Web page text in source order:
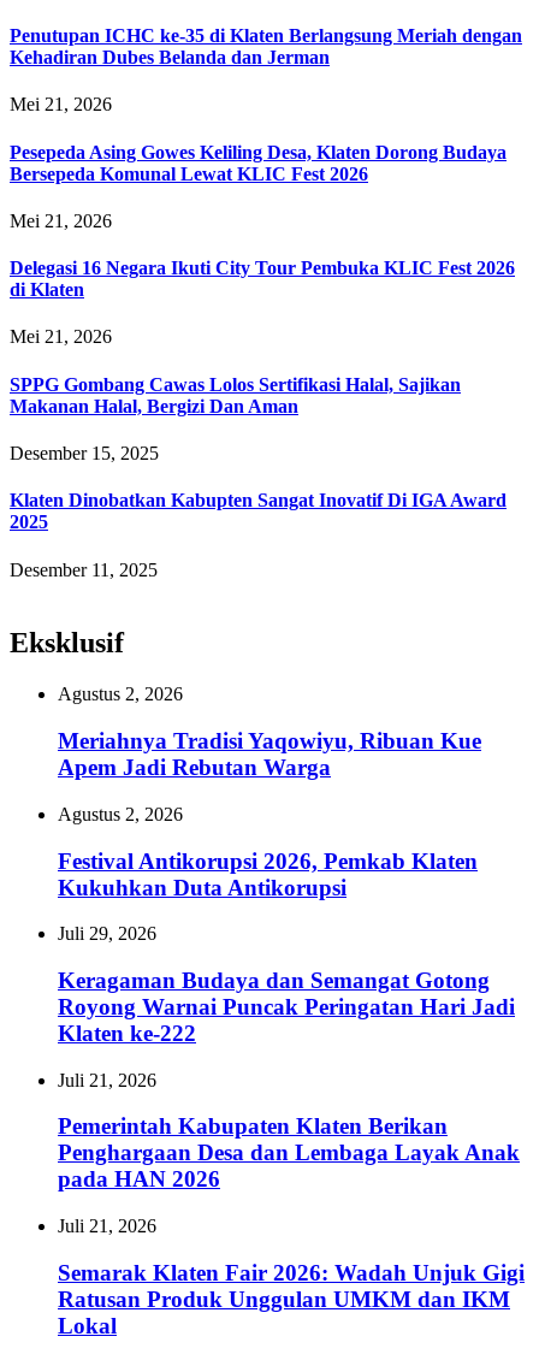
Penutupan ICHC ke-35 di Klaten Berlangsung Meriah dengan
Kehadiran Dubes Belanda dan Jerman
Mei 21, 2026
Pesepeda Asing Gowes Keliling Desa, Klaten Dorong Budaya
Bersepeda Komunal Lewat KLIC Fest 2026
Mei 21, 2026
Delegasi 16 Negara Ikuti City Tour Pembuka KLIC Fest 2026
di Klaten
Mei 21, 2026
SPPG Gombang Cawas Lolos Sertifikasi Halal, Sajikan
Makanan Halal, Bergizi Dan Aman
Desember 15, 2025
Klaten Dinobatkan Kabupten Sangat Inovatif Di IGA Award
2025
Desember 11, 2025
Eksklusif
Agustus 2, 2026
Meriahnya Tradisi Yaqowiyu, Ribuan Kue
Apem Jadi Rebutan Warga
Agustus 2, 2026
Festival Antikorupsi 2026, Pemkab Klaten
Kukuhkan Duta Antikorupsi
Juli 29, 2026
Keragaman Budaya dan Semangat Gotong
Royong Warnai Puncak Peringatan Hari Jadi
Klaten ke-222
Juli 21, 2026
Pemerintah Kabupaten Klaten Berikan
Penghargaan Desa dan Lembaga Layak Anak
pada HAN 2026
Juli 21, 2026
Semarak Klaten Fair 2026: Wadah Unjuk Gigi
Ratusan Produk Unggulan UMKM dan IKM
Lokal